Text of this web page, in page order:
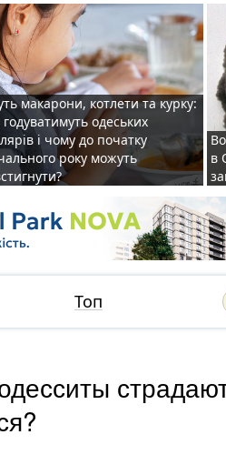
макарони, котлети та курку:
одеських
і чому до початку
року можуть
в
Топ